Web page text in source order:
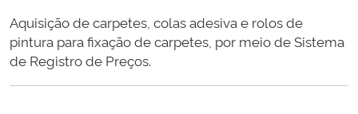
Aquisição de carpetes, colas adesiva e rolos de
pintura para fixação de carpetes, por meio de Sistema
de Registro de Preços.